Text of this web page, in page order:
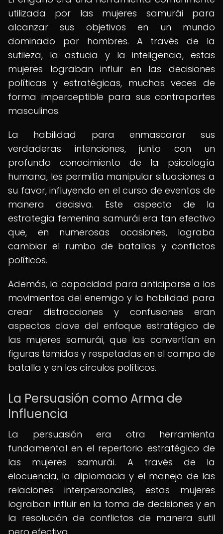
utilizada por las mujeres samurái para
alcanzar sus objetivos en un mundo
dominado por hombres. A través de la
sutileza, la astucia y la inteligencia, estas
mujeres lograban influir en las decisiones
políticas y estratégicas, muchas veces de
forma imperceptible para sus contrapartes
masculinos.
La habilidad para enmascarar sus
verdaderas intenciones, junto con un
profundo conocimiento de la psicología
humana, les permitía manipular situaciones a
su favor, influyendo en el curso de eventos de
manera decisiva. Este aspecto de la
estrategia femenina samurái era tan efectivo
que, en numerosas ocasiones, lograba
cambiar el rumbo de batallas y conflictos
políticos.
Además, la capacidad para anticiparse a los
movimientos del enemigo y la habilidad para
crear distracciones y confusiones eran
aspectos clave del enfoque estratégico de
las mujeres samurái, que las convertían en
figuras temidas y respetadas en el campo de
batalla y en los círculos políticos.
La Persuasión como Arma de
Influencia
La persuasión era otra herramienta
fundamental en el repertorio estratégico de
las mujeres samurái. A través de la
elocuencia, la diplomacia y el manejo de las
relaciones interpersonales, estas mujeres
lograban influir en la toma de decisiones y en
la resolución de conflictos de manera sutil